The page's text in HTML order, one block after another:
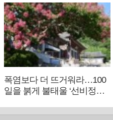
폭염보다 더 뜨거워라…100
일을 붉게 불태울 ‘선비정신’